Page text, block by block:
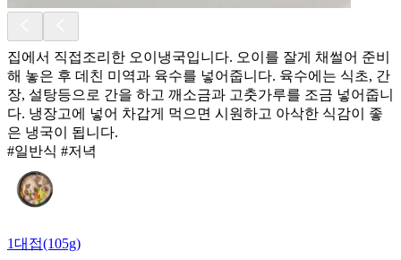
집에서 직접조리한 오이냉국입니다. 오이를 잘게 채썰어 준비
해 놓은 후 데친 미역과 육수를 넣어줍니다. 육수에는 식초, 간
장, 설탕등으로 간을 하고 깨소금과 고춧가루를 조금 넣어줍니
다. 냉장고에 넣어 차갑게 먹으면 시원하고 아삭한 식감이 좋
은 냉국이 됩니다.
#일반식 #저녁
1대접(105g)